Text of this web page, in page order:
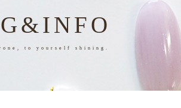
to yourself shining.